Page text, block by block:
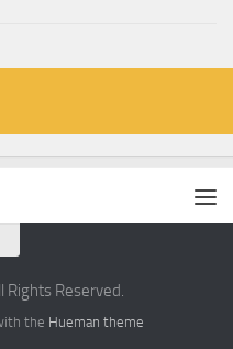
Rights Reserved.
the Hueman theme